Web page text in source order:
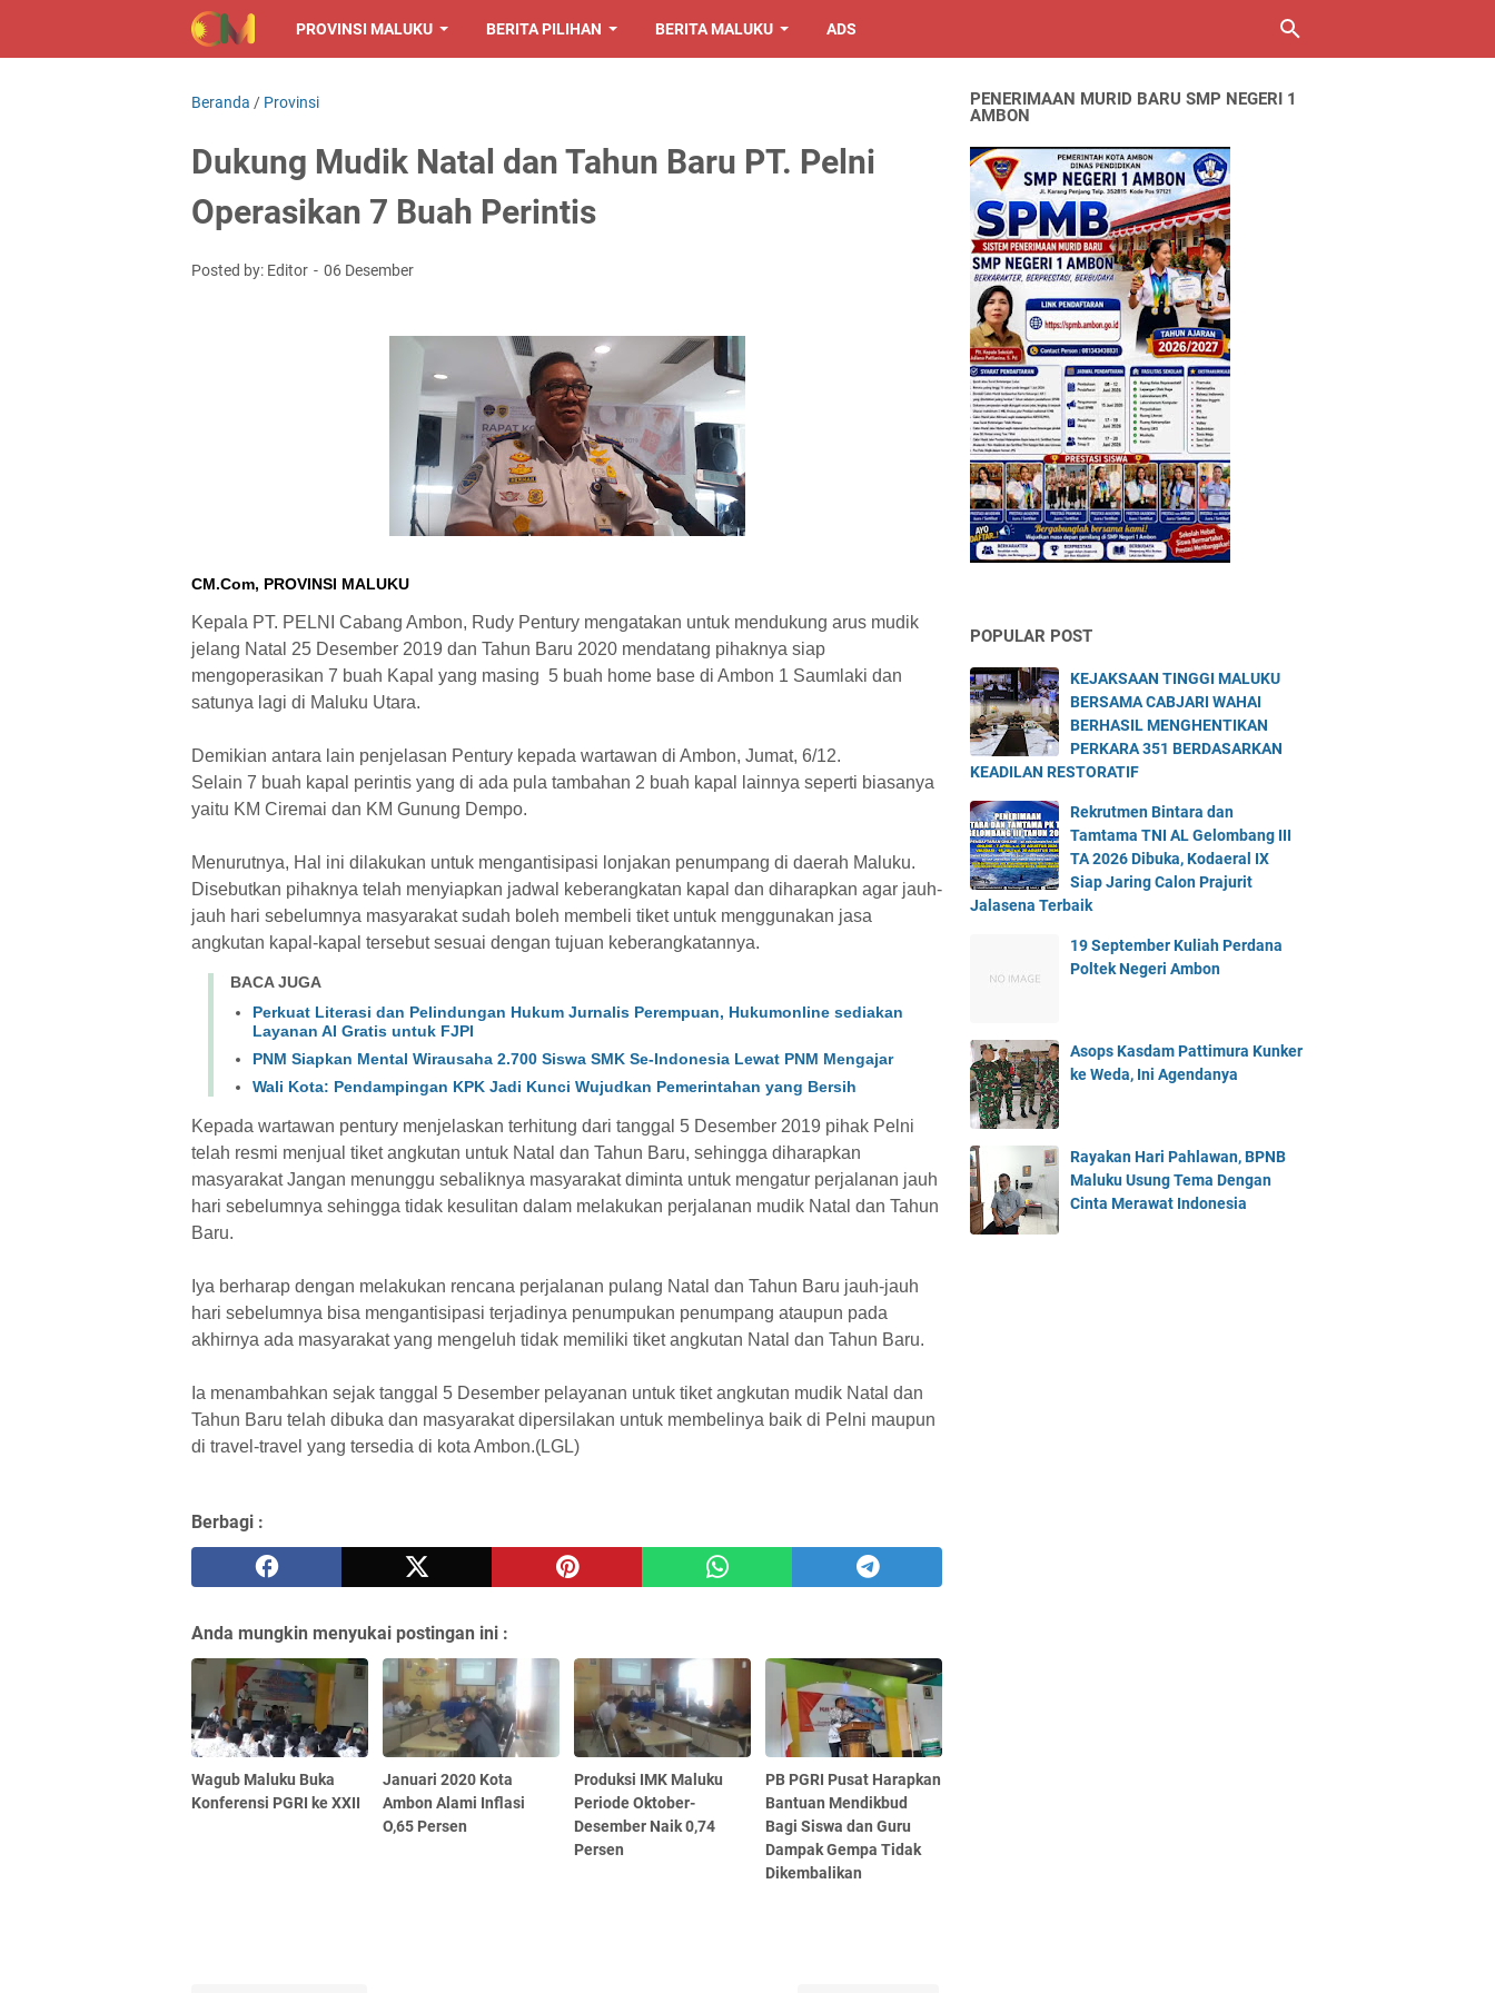
PROVINSI MALUKU BERITA PILIHAN BERITA MALUKU ADS
Beranda / Provinsi
Dukung Mudik Natal dan Tahun Baru PT. Pelni
Operasikan 7 Buah Perintis
Posted by: Editor 06 Desember
CM.Com, PROVINSI MALUKU
Kepala PT. PELNI Cabang Ambon, Rudy Pentury mengatakan untuk mendukung arus mudik
jelang Natal 25 Desember 2019 dan Tahun Baru 2020 mendatang pihaknya siap
mengoperasikan 7 buah Kapal yang masing 5 buah home base di Ambon 1 Saumlaki dan
satunya lagi di Maluku Utara.
Demikian antara lain penjelasan Pentury kepada wartawan di Ambon, Jumat, 6/12.
Selain 7 buah kapal perintis yang di ada pula tambahan 2 buah kapal lainnya seperti biasanya
yaitu KM Ciremai dan KM Gunung Dempo.
Menurutnya, Hal ini dilakukan untuk mengantisipasi lonjakan penumpang di daerah Maluku.
Disebutkan pihaknya telah menyiapkan jadwal keberangkatan kapal dan diharapkan agar jauh-
jauh hari sebelumnya masyarakat sudah boleh membeli tiket untuk menggunakan jasa
angkutan kapal-kapal tersebut sesuai dengan tujuan keberangkatannya.
BACA JUGA
Perkuat Literasi dan Pelindungan Hukum Jurnalis Perempuan, Hukumonline sediakan
Layanan AI Gratis untuk FJPI
PNM Siapkan Mental Wirausaha 2.700 Siswa SMK Se-Indonesia Lewat PNM Mengajar
Wali Kota: Pendampingan KPK Jadi Kunci Wujudkan Pemerintahan yang Bersih
Kepada wartawan pentury menjelaskan terhitung dari tanggal 5 Desember 2019 pihak Pelni
telah resmi menjual tiket angkutan untuk Natal dan Tahun Baru, sehingga diharapkan
masyarakat Jangan menunggu sebaliknya masyarakat diminta untuk mengatur perjalanan jauh
hari sebelumnya sehingga tidak kesulitan dalam melakukan perjalanan mudik Natal dan Tahun
Baru.
Iya berharap dengan melakukan rencana perjalanan pulang Natal dan Tahun Baru jauh-jauh
hari sebelumnya bisa mengantisipasi terjadinya penumpukan penumpang ataupun pada
akhirnya ada masyarakat yang mengeluh tidak memiliki tiket angkutan Natal dan Tahun Baru.
Ia menambahkan sejak tanggal 5 Desember pelayanan untuk tiket angkutan mudik Natal dan
Tahun Baru telah dibuka dan masyarakat dipersilakan untuk membelinya baik di Pelni maupun
di travel-travel yang tersedia di kota Ambon.(LGL)
Berbagi :
Anda mungkin menyukai postingan ini :
Wagub Maluku Buka
Konferensi PGRI ke XXII
Januari 2020 Kota
Ambon Alami Inflasi
O,65 Persen
Produksi IMK Maluku
Periode Oktober-
Desember Naik 0,74
Persen
PB PGRI Pusat Harapkan
Bantuan Mendikbud
Bagi Siswa dan Guru
Dampak Gempa Tidak
Dikembalikan
PENERIMAAN MURID BARU SMP NEGERI 1
AMBON
POPULAR POST
KEJAKSAAN TINGGI MALUKU
BERSAMA CABJARI WAHAI
BERHASIL MENGHENTIKAN
PERKARA 351 BERDASARKAN
KEADILAN RESTORATIF
Rekrutmen Bintara dan
Tamtama TNI AL Gelombang III
TA 2026 Dibuka, Kodaeral IX
Siap Jaring Calon Prajurit
Jalasena Terbaik
19 September Kuliah Perdana
Poltek Negeri Ambon
Asops Kasdam Pattimura Kunker
ke Weda, Ini Agendanya
Rayakan Hari Pahlawan, BPNB
Maluku Usung Tema Dengan
Cinta Merawat Indonesia